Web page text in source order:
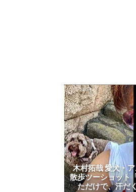
木村拓哉 愛犬・
散歩ツーショット
ただけで、汗だ